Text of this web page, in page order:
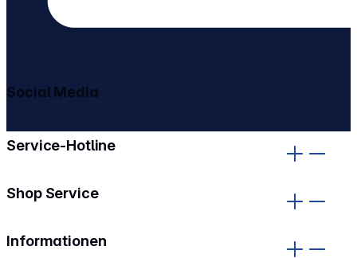
Service-Hotline
Shop Service
Informationen
Social Media